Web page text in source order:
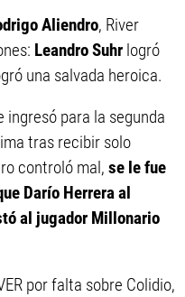
Aliendro, River
Leandro Suhr logró
una salvada heroica.
ingresó para la segunda
tras recibir solo
controló mal, se le fue
Darío Herrera al
al jugador Millonario
por falta sobre Colidio,